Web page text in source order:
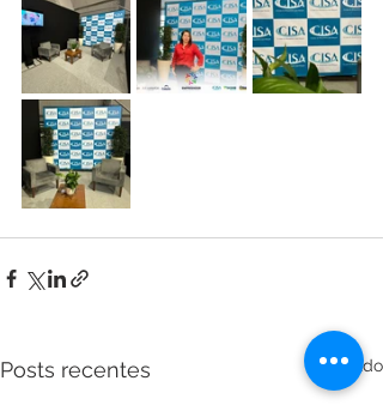
Posts recentes Ver tudo